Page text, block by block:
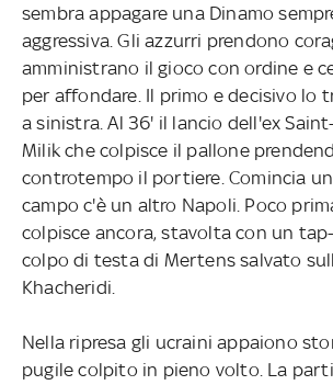
sembra appagare una Dinamo
aggressiva. Gli azzurri prendono
amministrano il gioco con ordine e
per affondare. Il primo e decisivo lo
a sinistra. Al 36' il lancio dell'ex
Milik che colpisce il pallone
controtempo il portiere. Comincia
campo c'è un altro Napoli. Poco
colpisce ancora, stavolta con un
colpo di testa di Mertens salvato
Khacheridi.
Nella ripresa gli ucraini appaiono
pugile colpito in pieno volto. La